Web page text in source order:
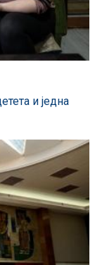
и једна